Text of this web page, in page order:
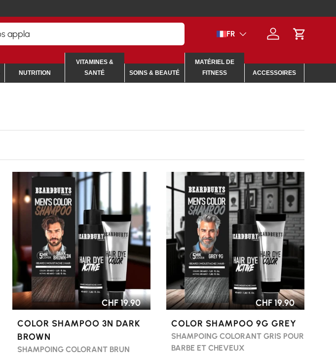
Langue
FR
Se connecter
Panier
NUTRITION
VITAMINES &
SANTÉ
SOINS & BEAUTÉ
MATÉRIEL DE
FITNESS
ACCESSOIRES
CHF 19.90
CHOISIR LES OPTIONS
COLOR SHAMPOO 3N DARK
BROWN
SHAMPOING COLORANT BRUN
CHF 19.90
CHOISIR LES OPTIONS
COLOR SHAMPOO 9G GREY
SHAMPOING COLORANT GRIS POUR
BARBE ET CHEVEUX